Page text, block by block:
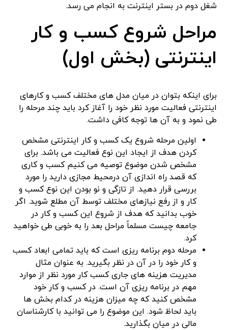
شغل دوم در بستر اینترنت به انجام می رسد.
مراحل شروع کسب و کار
اینترنتی (بخش اول)
برای اینکه بتوان در میان مدل های مختلف کسب و کارهای
اینترنتی فعالیت مورد نظر خود را آغاز کرد باید چند مرحله را
طی نمود و به آن ها توجه کافی داشت.
اولین مرحله شروع یک کسب و کار اینترنتی مشخص
کردن هدف از ایجاد این نوع فعالیت می باشد. برای
مشخص شدن موضوع توصیه می کنیم کسب و کاری
که قصد راه اندازی آن درمحیط مجازی دارید را مورد
بررسی قرار دهید. از تازگی و نو بودن این نوع کسب و
کار و از رفع نیازهای مختلف توسط آن مطلع شوید. اگر
خوب بدانید که هدف از شروع این کسب و کار در
جامعه چیست مسلماً مراحل بعد را به خوبی طی خواهید
کرد.
مرحله دوم برنامه ریزی است که باید تمامی ابعاد کسب
و کار خود را در آن در نظر بگیرید. به عنوان مثال
مدیریت هزینه های جاری کسب کار مورد نظر از موارد
مهم در برنامه ریزی آن است. در کسب و کار خود
مشخص کنید که چه میزان هزینه در کدام بخش ها
باید لحاظ شود. این موضوع را می توانید با کارشناسان
مالی در میان بگذارید.